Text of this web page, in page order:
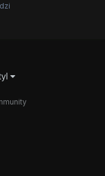
zadań które trzeba
może się ciągnąć...